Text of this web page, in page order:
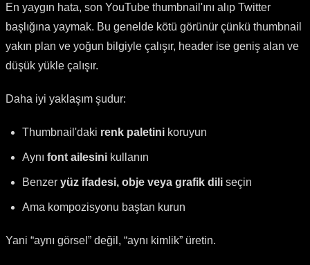
En yaygın hata, son YouTube thumbnail'ını alıp Twitter
başlığına yaymak. Bu genelde kötü görünür çünkü thumbnail
yakın plan ve yoğun bilgiyle çalışır, header ise geniş alan ve
düşük yükle çalışır.
Daha iyi yaklaşım şudur:
Thumbnail'daki renk paletini koruyun
Aynı font ailesini kullanın
Benzer yüz ifadesi, obje veya grafik dili seçin
Ama kompozisyonu baştan kurun
Yani “aynı görsel” değil, “aynı kimlik” üretin.